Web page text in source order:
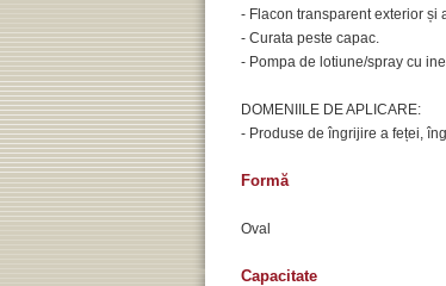
- Flacon transparent exterior și
- Curata peste capac.
- Pompa de lotiune/spray cu
DOMENIILE DE APLICARE:
- Produse de îngrijire a feței,
Formă
Oval
Capacitate